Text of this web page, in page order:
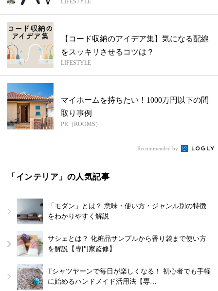
【コード収納のアイデア集】気になる配線
をスッキリさせるコツは？
LIFESTYLE
マイホームを持ちたい！1000万円以下の間
取り事例
PR（ROOMS）
Recommended by
「インテリア」の人気記事
「モダン」とは？ 意味・使い方・ジャンル別の特徴
をわかりやすく解説
サシェとは？ 化粧品サンプルから香り袋まで使い方
を解説【専門家監修】
Tシャツヤーンで毎日が楽しくなる！ 初心者でも手軽
に始めるハンドメイド活用法【専…